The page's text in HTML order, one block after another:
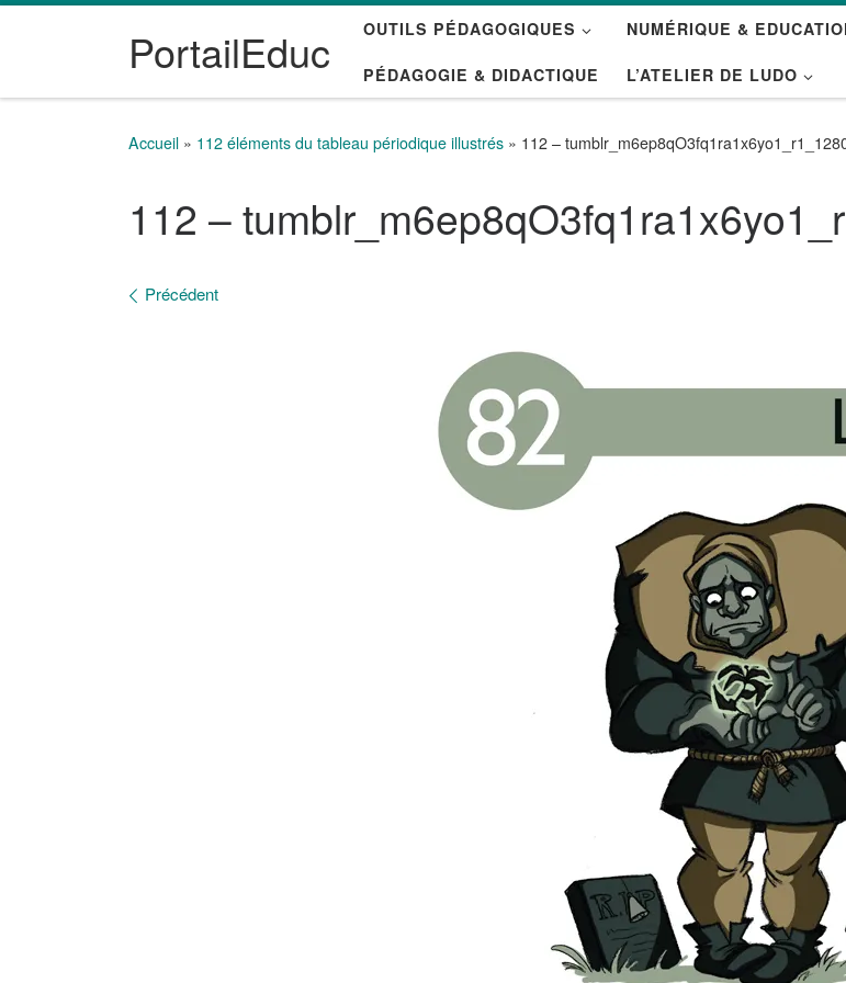
PortailEduc OUTILS PÉDAGOGIQUES NUMÉRIQUE &
PÉDAGOGIE & DIDACTIQUE L’ATELIER DE LUDO
Accueil » 112 éléments du tableau périodique illustrés » 112 –
112 –
Navigation des images
Précédent